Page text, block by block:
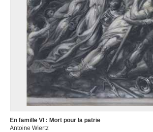
En famille VI : Mort pour la patrie
Antoine Wiertz